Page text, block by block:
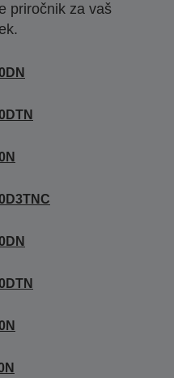
priročnik za vaš